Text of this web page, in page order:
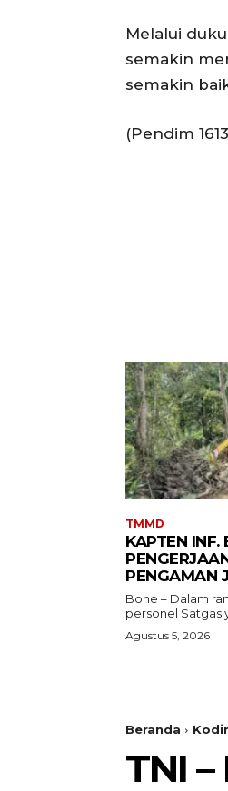
Melalui
semakin
semakin
(Pendim
TMMD
KAPTEN INF.
PENGAMAN
Bone – Dalam
personel Satgas
Agustus 5, 2026